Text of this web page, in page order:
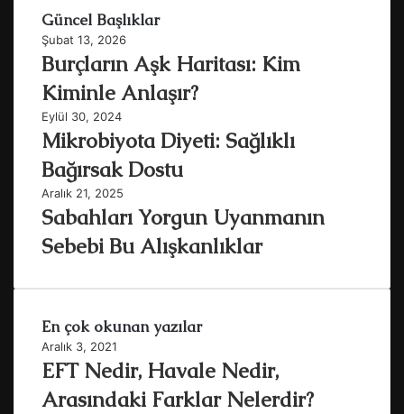
Güncel Başlıklar
Şubat 13, 2026
Burçların Aşk Haritası: Kim
Kiminle Anlaşır?
Eylül 30, 2024
Mikrobiyota Diyeti: Sağlıklı
Bağırsak Dostu
Aralık 21, 2025
Sabahları Yorgun Uyanmanın
Sebebi Bu Alışkanlıklar
En çok okunan yazılar
Aralık 3, 2021
EFT Nedir, Havale Nedir,
Arasındaki Farklar Nelerdir?